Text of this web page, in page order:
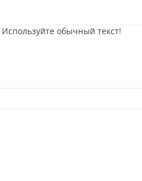
обычный текст!